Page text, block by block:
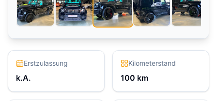
Erstzulassung
k.A.
Kilometerstand
100 km